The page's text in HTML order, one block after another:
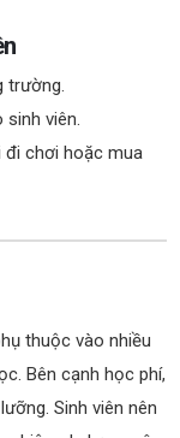
trường.
viên.
đi chơi hoặc mua
thuộc vào nhiều
Bên cạnh học phí,
Sinh viên nên